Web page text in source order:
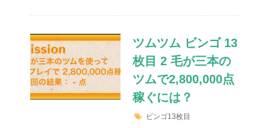
ツムツム ビンゴ 13
枚目 2 毛が三本の
ツムで2,800,000点
稼ぐには？
ビンゴ13枚目